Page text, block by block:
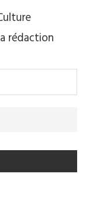
rédaction